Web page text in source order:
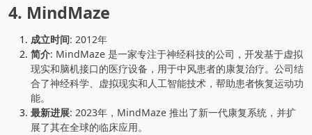
4. MindMaze
成立时间: 2012年
简介: MindMaze 是一家专注于神经科技的公司，开发基于虚拟
现实和脑机接口的医疗设备，用于中风患者的康复治疗。公司结
合了神经科学、虚拟现实和人工智能技术，帮助患者恢复运动功
能。
最新进展: 2023年，MindMaze 推出了新一代康复系统，并扩
展了其在全球的临床应用。